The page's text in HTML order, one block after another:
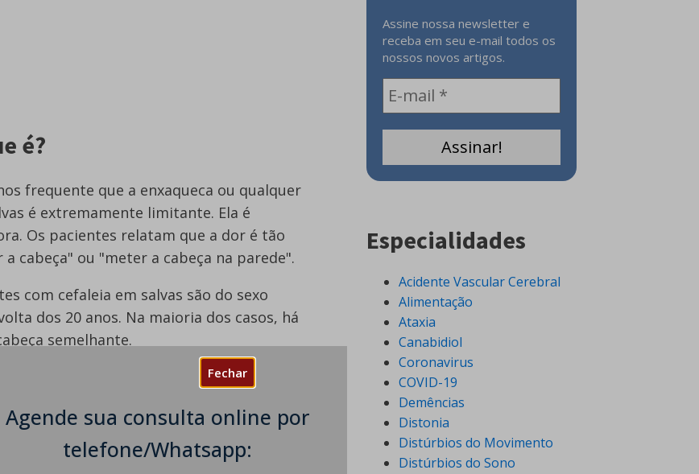
Fechar
Agende sua consulta online por
telefone/Whatsapp:
é?
frequente que a enxaqueca ou qualquer
é extremamente limitante. Ela é
Os pacientes relatam que a dor é tão
cabeça" ou "meter a cabeça na parede".
com cefaleia em salvas são do sexo
dos 20 anos. Na maioria dos casos, há
semelhante.
sempre o mesmo lado e se concentrar
e se assemelha a uma "facada".
sinais de lacrimejamento, vermelhidão ou
Assine nossa newsletter e
receba em seu e-mail todos os
nossos novos artigos.
Especialidades
Acidente Vascular Cerebral
Alimentação
Ataxia
Canabidiol
Coronavirus
COVID-19
Demências
Distonia
Distúrbios do Movimento
Distúrbios do Sono